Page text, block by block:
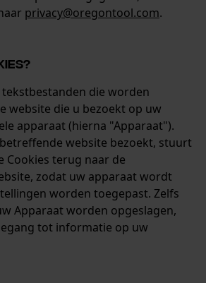
privacy@oregontool.com.
die worden
website die u bezoekt op uw
apparaat (hierna "Apparaat").
website bezoekt, stuurt
Cookies terug naar de
zodat uw apparaat wordt
worden toegepast. Zelfs
Apparaat worden opgeslagen,
tot informatie op uw